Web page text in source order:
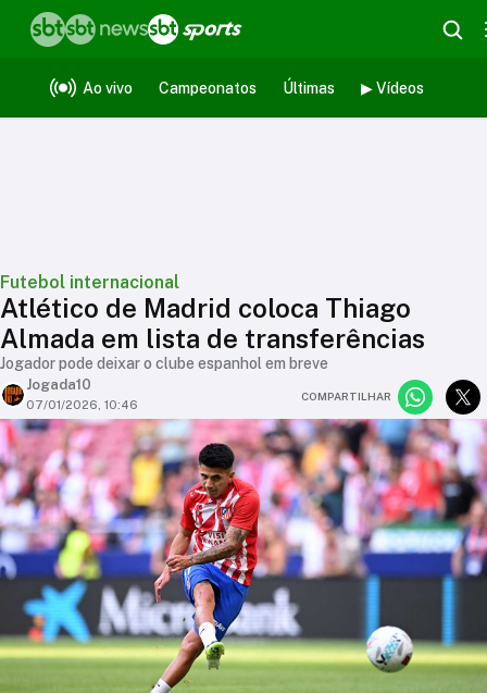
Ao vivo Campeonatos Últimas ▶ Vídeos
Futebol internacional
Atlético de Madrid coloca Thiago
Almada em lista de transferências
Jogador pode deixar o clube espanhol em breve
Jogada10
07/01/2026, 10:46
COMPARTILHAR